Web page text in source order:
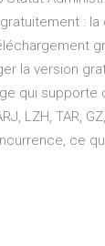
:
la version
qui
TAR, GZ,
ce